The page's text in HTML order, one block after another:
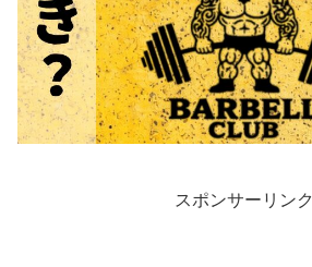
スポンサーリンク